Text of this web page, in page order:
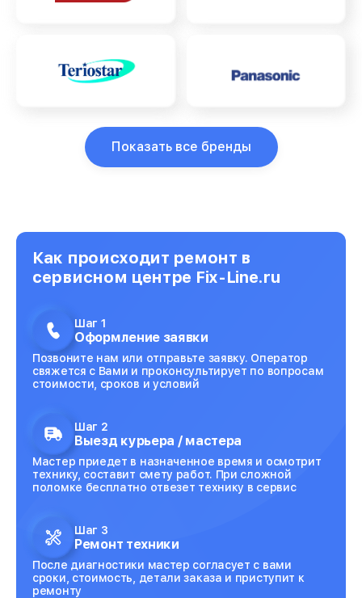
Показать все бренды
Как происходит ремонт в
сервисном центре Fix-Line.ru
Шаг 1
Оформление заявки
Позвоните нам или отправьте заявку. Оператор
свяжется с Вами и проконсультирует по вопросам
стоимости, сроков и условий
Шаг 2
Выезд курьера / мастера
Мастер приедет в назначенное время и осмотрит
технику, составит смету работ. При сложной
поломке бесплатно отвезет технику в сервис
Шаг 3
Ремонт техники
После диагностики мастер согласует с вами
сроки, стоимость, детали заказа и приступит к
ремонту